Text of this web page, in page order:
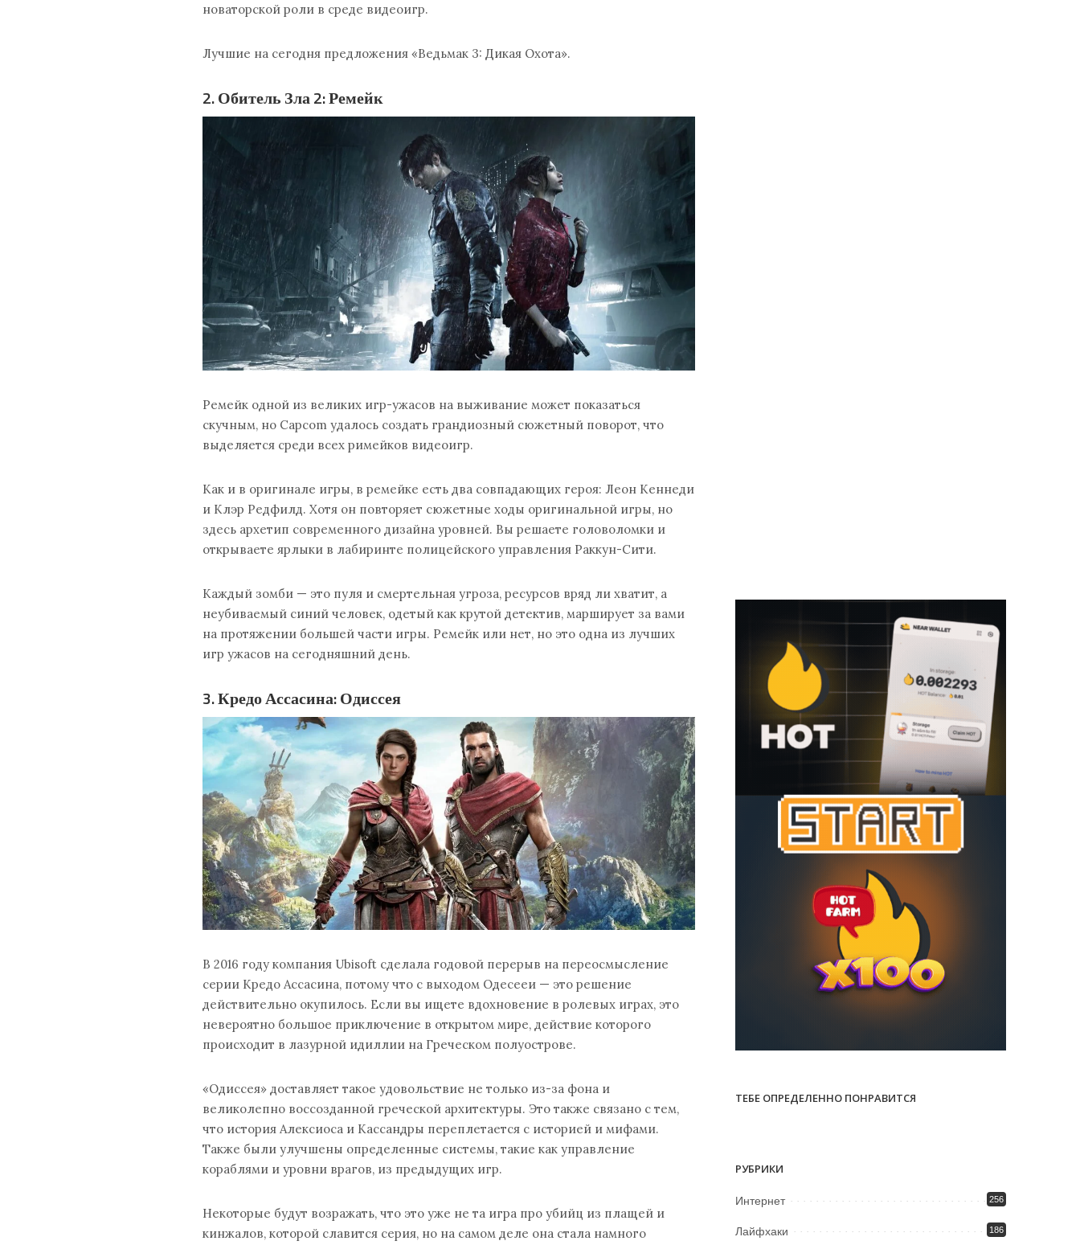
новаторской роли в среде видеоигр.
Лучшие на сегодня предложения «Ведьмак 3: Дикая Охота».
2. Обитель Зла 2: Ремейк
Ремейк одной из великих игр-ужасов на выживание может показаться
скучным, но Capcom удалось создать грандиозный сюжетный поворот, что
выделяется среди всех римейков видеоигр.
Как и в оригинале игры, в ремейке есть два совпадающих героя: Леон Кеннеди
и Клэр Редфилд. Хотя он повторяет сюжетные ходы оригинальной игры, но
здесь архетип современного дизайна уровней. Вы решаете головоломки и
открываете ярлыки в лабиринте полицейского управления Раккун-Сити.
Каждый зомби — это пуля и смертельная угроза, ресурсов вряд ли хватит, а
неубиваемый синий человек, одетый как крутой детектив, марширует за вами
на протяжении большей части игры. Ремейк или нет, но это одна из лучших
игр ужасов на сегодняшний день.
3. Кредо Ассасина: Одиссея
В 2016 году компания Ubisoft сделала годовой перерыв на переосмысление
серии Кредо Ассасина, потому что с выходом Одесееи — это решение
действительно окупилось. Если вы ищете вдохновение в ролевых играх, это
невероятно большое приключение в открытом мире, действие которого
происходит в лазурной идиллии на Греческом полуострове.
«Одиссея» доставляет такое удовольствие не только из-за фона и
великолепно воссозданной греческой архитектуры. Это также связано с тем,
что история Алексиоса и Кассандры переплетается с историей и мифами.
Также были улучшены определенные системы, такие как управление
кораблями и уровни врагов, из предыдущих игр.
Некоторые будут возражать, что это уже не та игра про убийц из плащей и
кинжалов, которой славится серия, но на самом деле она стала намного
ТЕБЕ ОПРЕДЕЛЕННО ПОНРАВИТСЯ
РУБРИКИ
Интернет 256
Лайфхаки 186